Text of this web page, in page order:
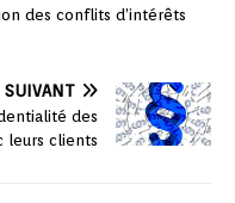
des conflits d’intérêts
SUIVANT
des
leurs clients